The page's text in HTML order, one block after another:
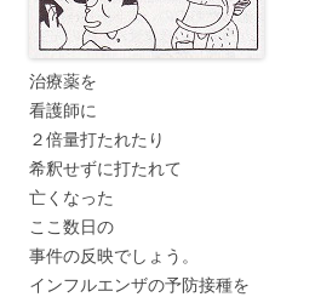
治療薬を
看護師に
２倍量打たれたり
希釈せずに打たれて
亡くなった
ここ数日の
事件の反映でしょう。
インフルエンザの予防接種を